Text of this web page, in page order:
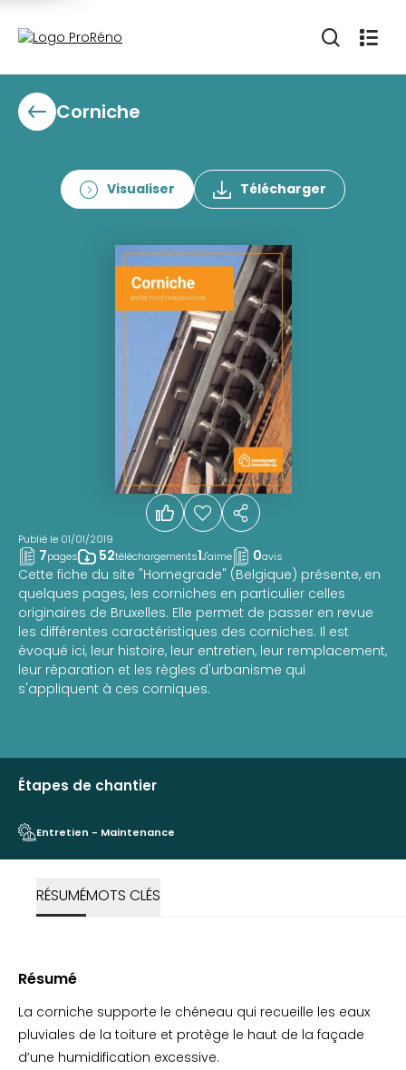
Corniche
Visualiser Télécharger
Publié le 01/01/2019
7pages 52téléchargements1J'aime 0avis
Cette fiche du site "Homegrade" (Belgique) présente, en
quelques pages, les corniches en particulier celles
originaires de Bruxelles. Elle permet de passer en revue
les différentes caractéristiques des corniches. Il est
évoqué ici, leur histoire, leur entretien, leur remplacement,
leur réparation et les règles d'urbanisme qui
s'appliquent à ces corniques.
Étapes de chantier
Entretien - Maintenance
RÉSUMÉMOTS CLÉS
Résumé
La corniche supporte le chéneau qui recueille les eaux
pluviales de la toiture et protège le haut de la façade
d’une humidification excessive.